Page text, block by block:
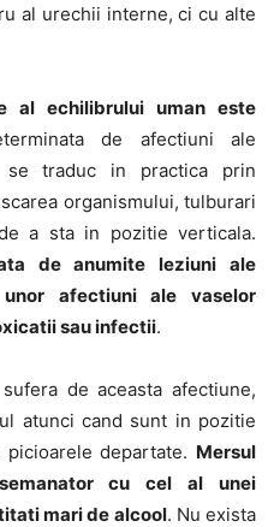
al urechii interne, ci cu alte
al echilibrului uman este
de afectiuni ale
se traduc in practica prin
organismului, tulburari
a sta in pozitie verticala.
de anumite leziuni ale
afectiuni ale vaselor
sau infectii.
de aceasta afectiune,
atunci cand sunt in pozitie
departate. Mersul
cu cel al unei
mari de alcool. Nu exista